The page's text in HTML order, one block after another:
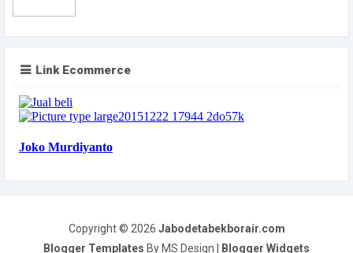
Link Ecommerce
Copyright © 2026 Jabodetabekborair.com
Blogger Templates By MS Design | Blogger Widgets